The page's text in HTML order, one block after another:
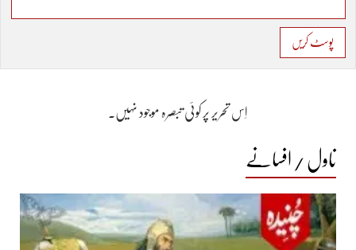
پوسٹ کریں
اِس تحریر پر کوئی تبصرہ موجود نہیں۔
ناول / افسانے